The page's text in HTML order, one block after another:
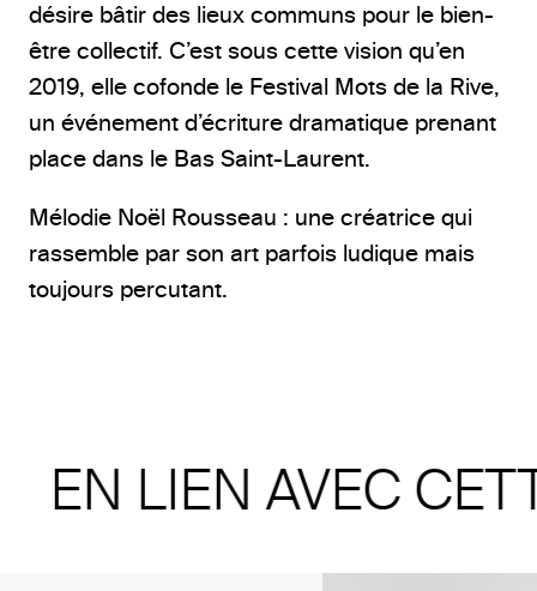
désire bâtir des lieux communs pour le bien-
être collectif. C’est sous cette vision qu’en
2019, elle cofonde le Festival Mots de la Rive,
un événement d’écriture dramatique prenant
place dans le Bas Saint-Laurent.
Mélodie Noël Rousseau : une créatrice qui
rassemble par son art parfois ludique mais
toujours percutant.
EN LIEN AVEC